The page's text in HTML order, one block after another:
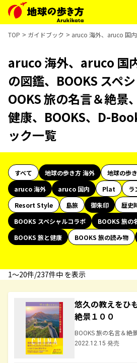
TOP ガイドブック aruco 海外、aruco 国
aruco 海外、aruco 国
の図鑑、BOOKS スペ
OOKS 旅の名言＆絶景
健康、BOOKS、D-
ック一覧
すべて 地球の歩き方 海外
地球の歩
aruco 海外
aruco 国内 Plat
ラ
Resort Style
島旅 御朱印 歴史
BOOKS スペシャルコラボ
BOOKS 旅の
BOOKS 旅と健康
BOOKS 旅の読み物
1〜20件/237件中 を表示
悠久の教えをひ
絶景１００
BOOKS 旅の名言＆絶
2022.12.15 発売